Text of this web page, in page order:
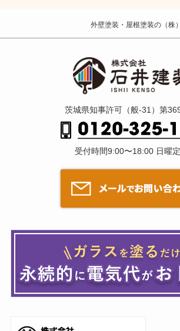
外壁塗装・屋根塗装の（株
茨城県知事許可（般-31）第
受付時間9:00〜18:00 日曜